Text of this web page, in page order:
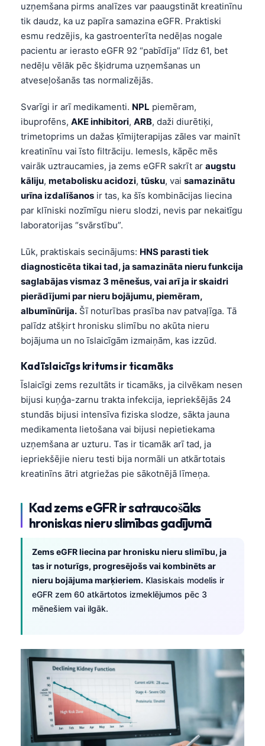
uzņemšana pirms analīzes var paaugstināt kreatinīnu
tik daudz, ka uz papīra samazina eGFR. Praktiski
esmu redzējis, ka gastroenterīta nedēļas nogale
pacientu ar ierasto eGFR 92 “pabīdīja” līdz 61, bet
nedēļu vēlāk pēc šķidruma uzņemšanas un
atveseļošanās tas normalizējās.
Svarīgi ir arī medikamenti. NPL piemēram,
ibuprofēns, AKE inhibitori, ARB, daži diurētiķi,
trimetoprims un dažas ķīmijterapijas zāles var mainīt
kreatinīnu vai īsto filtrāciju. Iemesls, kāpēc mēs
vairāk uztraucamies, ja zems eGFR sakrīt ar augstu
kāliju, metabolisku acidozi, tūsku, vai samazinātu
urīna izdalīšanos ir tas, ka šīs kombinācijas liecina
par klīniski nozīmīgu nieru slodzi, nevis par nekaitīgu
laboratorijas “svārstību”.
Lūk, praktiskais secinājums: HNS parasti tiek
diagnosticēta tikai tad, ja samazināta nieru funkcija
saglabājas vismaz 3 mēnešus, vai arī ja ir skaidri
pierādījumi par nieru bojājumu, piemēram,
albumīnūrija. Šī noturības prasība nav patvaļīga. Tā
palīdz atšķirt hronisku slimību no akūta nieru
bojājuma un no īslaicīgām izmaiņām, kas izzūd.
Kad īslaicīgs kritums ir ticamāks
Īslaicīgi zems rezultāts ir ticamāks, ja cilvēkam nesen
bijusi kuņģa-zarnu trakta infekcija, iepriekšējās 24
stundās bijusi intensīva fiziska slodze, sākta jauna
medikamenta lietošana vai bijusi nepietiekama
uzņemšana ar uzturu. Tas ir ticamāk arī tad, ja
iepriekšējie nieru testi bija normāli un atkārtotais
kreatinīns ātri atgriežas pie sākotnējā līmeņa.
Kad zems eGFR ir satraucošāks
hroniskas nieru slimības gadījumā
Zems eGFR liecina par hronisku nieru slimību, ja
tas ir noturīgs, progresējošs vai kombinēts ar
nieru bojājuma marķieriem. Klasiskais modelis ir
eGFR zem 60 atkārtotos izmeklējumos pēc 3
mēnešiem vai ilgāk.